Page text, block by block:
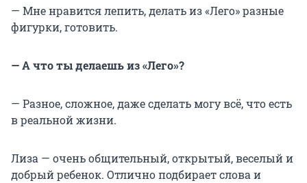
— Мне нравится лепить, делать из «Лего» разные
фигурки, готовить.
— А что ты делаешь из «Лего»?
— Разное, сложное, даже сделать могу всё, что есть
в реальной жизни.
Лиза — очень общительный, открытый, веселый и
добрый ребенок. Отлично подбирает слова и